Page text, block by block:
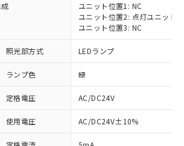
ユニット位置1: NC
ユニット位置2: 点灯ユニット
ユニット位置3: NC
照光部方式 LEDランプ
ランプ色 緑
定格電圧 AC/DC24V
使用電圧 AC/DC24V±10%
況